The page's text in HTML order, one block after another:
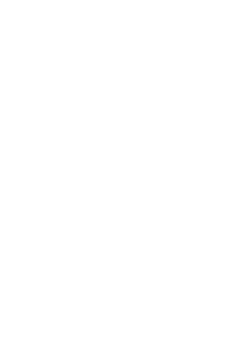
aber noch nicht völlig
Bankensektor ist heute
Nouy.
einen Rettungsplan vor, mit
Euro frisches Kapital
ausradieren würde. Das
wurden im Zeitablauf
Eigenmittel-Regeln. Dabei
(Aktiva), das
mit Hilfe der
haben zu einem